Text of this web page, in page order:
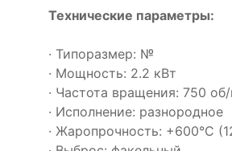
Технические параметры:
· Типоразмер: №
· Мощность: 2.2 кВт
· Частота вращения: 750
· Исполнение: разнородное
· Жаропрочность: +600°С